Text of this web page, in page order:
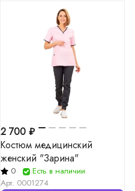
2 700 ₽
Костюм медицинский
женский "Зарина"
0
Есть в наличии
Арт. 0001274